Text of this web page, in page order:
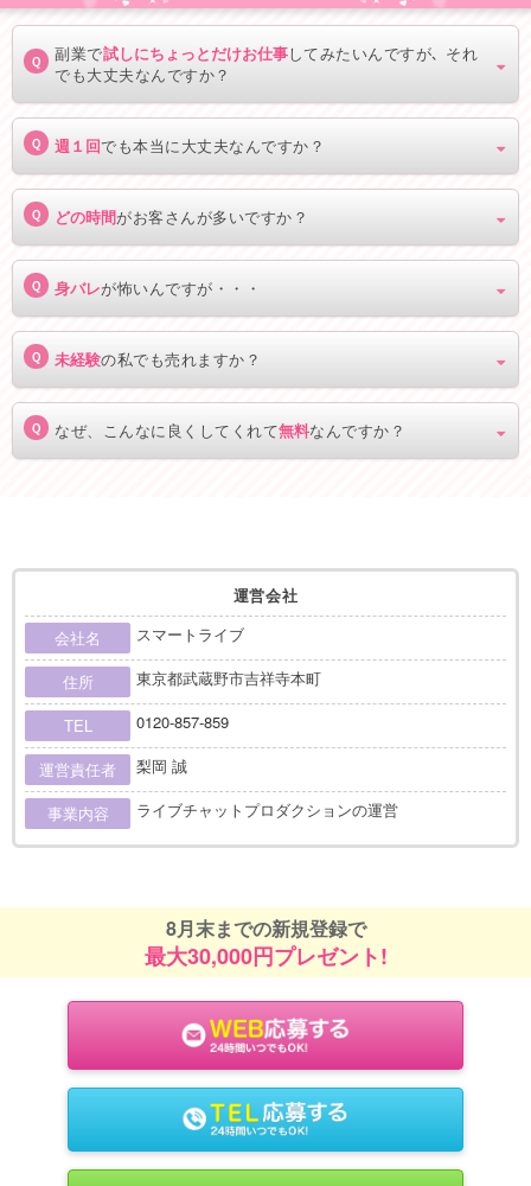
Ｑ 副業で試しにちょっとだけお仕事してみたいんですが､ それ
でも大丈夫なんですか？
Ｑ 週１回でも本当に大丈夫なんですか？
Ｑ どの時間がお客さんが多いですか？
Ｑ 身バレが怖いんですが・・・
Ｑ 未経験の私でも売れますか？
Ｑ なぜ、こんなに良くしてくれて無料なんですか？
運営会社
会社名
スマートライブ
住所 東京都武蔵野市吉祥寺本町
TEL 0120-857-859
運営責任者 梨岡 誠
事業内容 ライブチャットプロダクションの運営
8月末までの新規登録で
最大30,000円プレゼント!